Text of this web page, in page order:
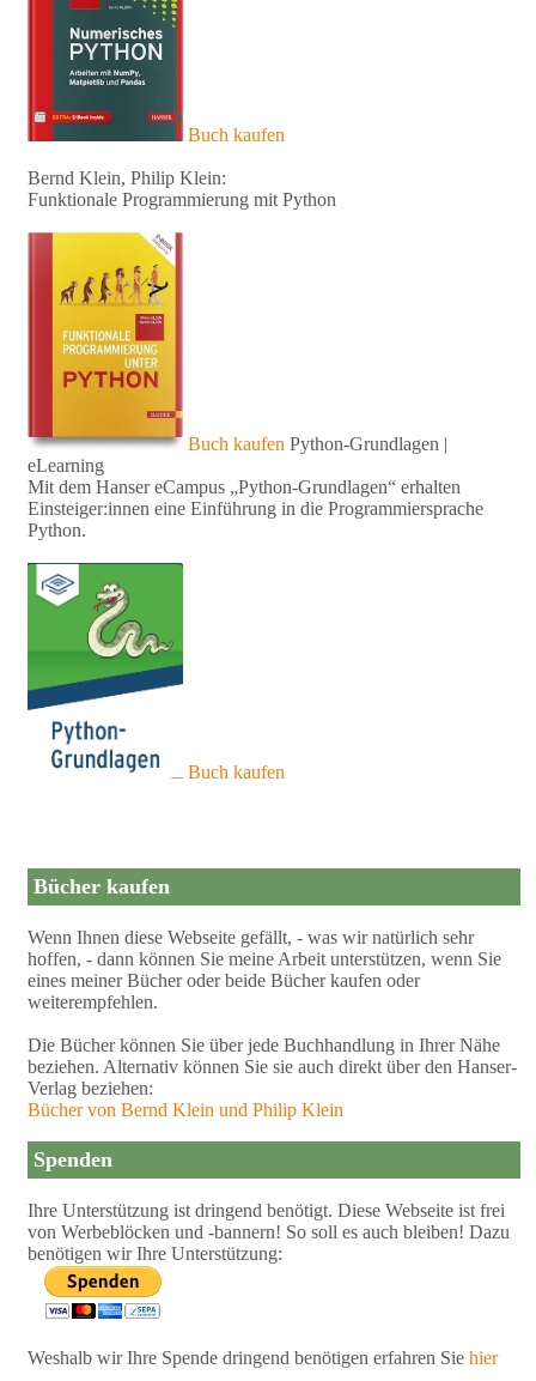
Buch kaufen
Bernd Klein, Philip Klein:
Funktionale Programmierung mit Python
Buch kaufen Python-Grundlagen |
eLearning
Mit dem Hanser eCampus „Python-Grundlagen“ erhalten
Einsteiger:innen eine Einführung in die Programmiersprache
Python.
Buch kaufen
Bücher kaufen
Wenn Ihnen diese Webseite gefällt, - was wir natürlich sehr
hoffen, - dann können Sie meine Arbeit unterstützen, wenn Sie
eines meiner Bücher oder beide Bücher kaufen oder
weiterempfehlen.
Die Bücher können Sie über jede Buchhandlung in Ihrer Nähe
beziehen. Alternativ können Sie sie auch direkt über den Hanser-
Verlag beziehen:
Bücher von Bernd Klein und Philip Klein
Spenden
Ihre Unterstützung ist dringend benötigt. Diese Webseite ist frei
von Werbeblöcken und -bannern! So soll es auch bleiben! Dazu
benötigen wir Ihre Unterstützung:
Weshalb wir Ihre Spende dringend benötigen erfahren Sie hier